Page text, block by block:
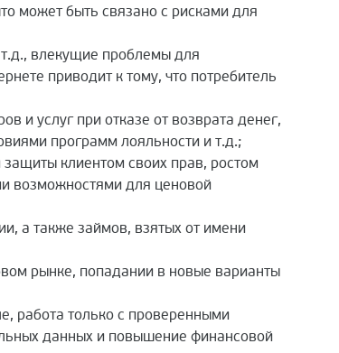
может быть связано с рисками для
влекущие проблемы для
приводит к тому, что потребитель
и услуг при отказе от возврата денег,
программ лояльности и т.д.;
клиентом своих прав, ростом
возможностями для ценовой
а также займов, взятых от имени
рынке, попадании в новые варианты
работа только с проверенными
данных и повышение финансовой